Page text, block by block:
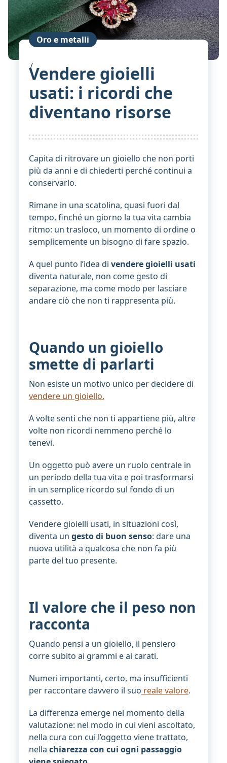
Oro e metalli
Vendere gioielli
usati: i ricordi che
diventano risorse
Capita di ritrovare un gioiello che non porti
più da anni e di chiederti perché continui a
conservarlo.
Rimane in una scatolina, quasi fuori dal
tempo, finché un giorno la tua vita cambia
ritmo: un trasloco, un momento di ordine o
semplicemente un bisogno di fare spazio.
A quel punto l’idea di vendere gioielli usati
diventa naturale, non come gesto di
separazione, ma come modo per lasciare
andare ciò che non ti rappresenta più.
Quando un gioiello
smette di parlarti
Non esiste un motivo unico per decidere di
vendere un gioiello.
A volte senti che non ti appartiene più, altre
volte non ricordi nemmeno perché lo
tenevi.
Un oggetto può avere un ruolo centrale in
un periodo della tua vita e poi trasformarsi
in un semplice ricordo sul fondo di un
cassetto.
Vendere gioielli usati, in situazioni così,
diventa un gesto di buon senso: dare una
nuova utilità a qualcosa che non fa più
parte del tuo presente.
Il valore che il peso non
racconta
Quando pensi a un gioiello, il pensiero
corre subito ai grammi e ai carati.
Numeri importanti, certo, ma insufficienti
per raccontare davvero il suo reale valore.
La differenza emerge nel momento della
valutazione: nel modo in cui vieni ascoltato,
nella cura con cui l’oggetto viene trattato,
nella chiarezza con cui ogni passaggio